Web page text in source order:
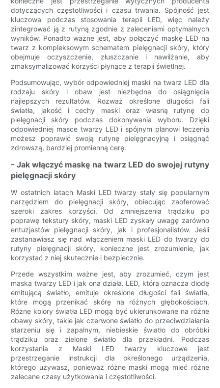
dotyczących częstotliwości i czasu trwania. Spójność jest
kluczowa podczas stosowania terapii LED, więc należy
zintegrować ją z rutyną zgodnie z zaleceniami optymalnych
wyników. Ponadto ważne jest, aby połączyć maskę LED na
twarz z kompleksowym schematem pielęgnacji skóry, który
obejmuje oczyszczenie, złuszczanie i nawilżanie, aby
zmaksymalizować korzyści płynące z terapii świetlnej.
Podsumowując, wybór odpowiedniej maski na twarz LED dla
rodzaju skóry i obaw jest niezbędna do osiągnięcia
najlepszych rezultatów. Rozważ określone długości fali
światła, jakość i cechy maski oraz własną rutynę do
pielęgnacji skóry podczas dokonywania wyboru. Dzięki
odpowiedniej masce twarzy LED i spójnym planowi leczenia
możesz poprawić swoją rutynę pielęgnacyjną i osiągnąć
zdrowszą, bardziej promienną cerę.
- Jak włączyć maskę na twarz LED do swojej rutyny
pielęgnacji skóry
W ostatnich latach Maski LED twarzy stały się popularnym
narzędziem do pielęgnacji skóry, obiecując zaoferować
szeroki zakres korzyści. Od zmniejszenia trądziku po
poprawę tekstury skóry, maski LED zyskały uwagę zarówno
entuzjastów pielęgnacji skóry, jak i profesjonalistów. Jeśli
zastanawiasz się nad włączeniem maski LED do twarzy do
rutyny pielęgnacji skóry, konieczne jest zrozumienie, jak
korzystać z niej skutecznie i bezpiecznie.
Przede wszystkim ważne jest, aby zrozumieć, czym jest
maska ​​twarzy LED i jak ona działa. LED, która oznacza diodę
emitującą światło, emituje określone długości fali światła,
które mogą przenikać skórę na różnych głębokościach.
Różne kolory światła LED mogą być ukierunkowane na różne
obawy skóry, takie jak czerwone światło do przeciwdziałania
starzeniu się i zapalnym, niebieskie światło do obróbki
trądziku oraz zielone światło dla przekładni. Podczas
korzystania z Maski LED twarzy kluczowe jest
przestrzeganie instrukcji dla określonego urządzenia,
którego używasz, ponieważ różne maski mogą mieć różne
zalecane czasy użytkowania i częstotliwości.